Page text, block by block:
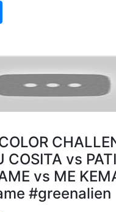
COSITA vs
vs ME
#greenalien